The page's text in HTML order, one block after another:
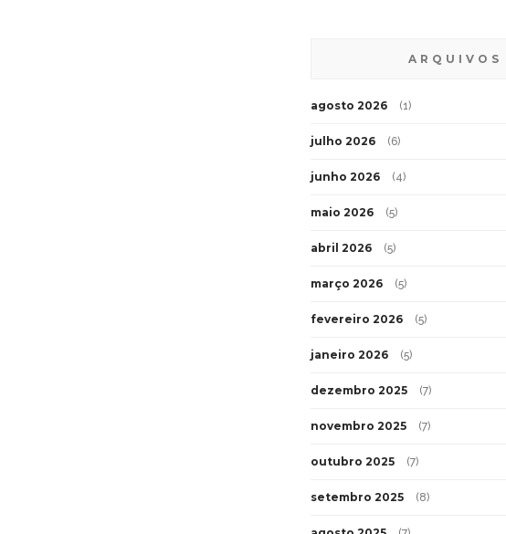
ARQUIVOS
agosto 2026 (1)
julho 2026 (6)
junho 2026 (4)
maio 2026 (5)
abril 2026 (5)
março 2026 (5)
fevereiro 2026 (5)
janeiro 2026 (5)
dezembro 2025 (7)
novembro 2025 (7)
outubro 2025 (7)
setembro 2025 (8)